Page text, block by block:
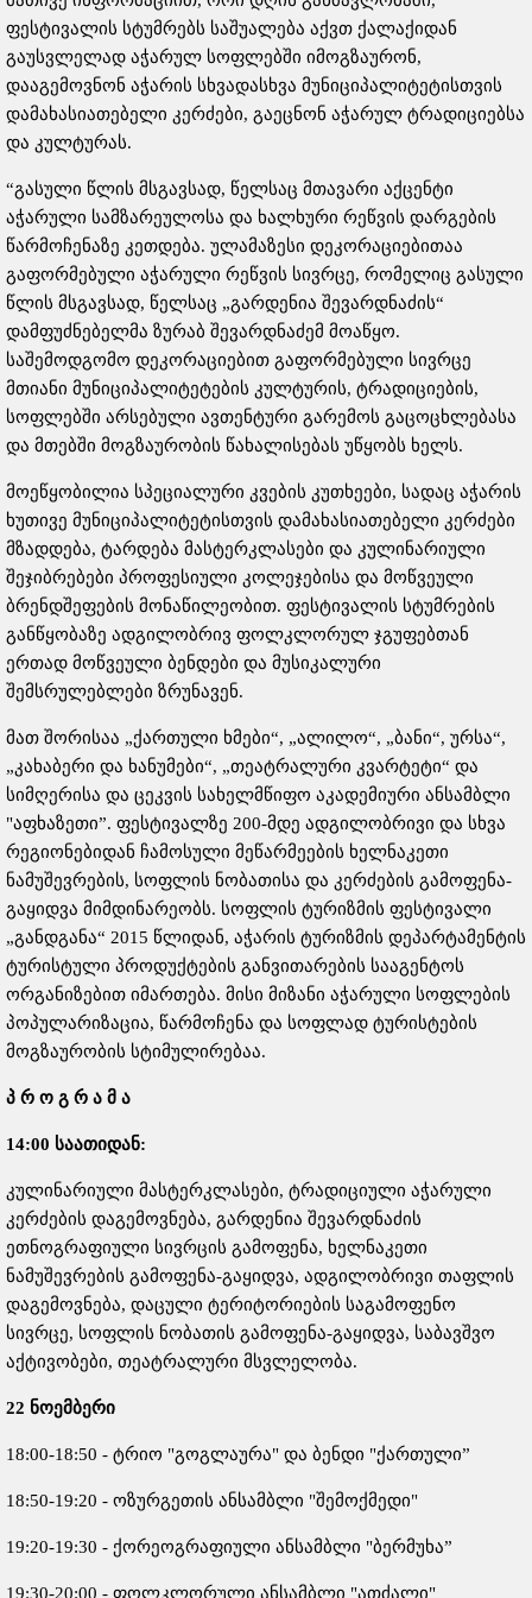
ფესტივალის სტუმრებს საშუალება აქვთ ქალაქიდან
გაუსვლელად აჭარულ სოფლებში იმოგზაურონ,
დააგემოვნონ აჭარის სხვადასხვა მუნიციპალიტეტისთვის
დამახასიათებელი კერძები, გაეცნონ აჭარულ ტრადიციებსა
და კულტურას.
“გასული წლის მსგავსად, წელსაც მთავარი აქცენტი
აჭარული სამზარეულოსა და ხალხური რეწვის დარგების
წარმოჩენაზე კეთდება. ულამაზესი დეკორაციებითაა
გაფორმებული აჭარული რეწვის სივრცე, რომელიც გასული
წლის მსგავსად, წელსაც „გარდენია შევარდნაძის“
დამფუძნებელმა ზურაბ შევარდნაძემ მოაწყო.
საშემოდგომო დეკორაციებით გაფორმებული სივრცე
მთიანი მუნიციპალიტეტების კულტურის, ტრადიციების,
სოფლებში არსებული ავთენტური გარემოს გაცოცხლებასა
და მთებში მოგზაურობის წახალისებას უწყობს ხელს.
მოეწყობილია სპეციალური კვების კუთხეები, სადაც აჭარის
ხუთივე მუნიციპალიტეტისთვის დამახასიათებელი კერძები
მზადდება, ტარდება მასტერკლასები და კულინარიული
შეჯიბრებები პროფესიული კოლეჯებისა და მოწვეული
ბრენდშეფების მონაწილეობით. ფესტივალის სტუმრების
განწყობაზე ადგილობრივ ფოლკლორულ ჯგუფებთან
ერთად მოწვეული ბენდები და მუსიკალური
შემსრულებლები ზრუნავენ.
მათ შორისაა „ქართული ხმები“, „ალილო“, „ბანი“, ურსა“,
„კახაბერი და ხანუმები“, „თეატრალური კვარტეტი“ და
სიმღერისა და ცეკვის სახელმწიფო აკადემიური ანსამბლი
"აფხაზეთი”. ფესტივალზე 200-მდე ადგილობრივი და სხვა
რეგიონებიდან ჩამოსული მეწარმეების ხელნაკეთი
ნამუშევრების, სოფლის ნობათისა და კერძების გამოფენა-
გაყიდვა მიმდინარეობს. სოფლის ტურიზმის ფესტივალი
„განდგანა“ 2015 წლიდან, აჭარის ტურიზმის დეპარტამენტის
ტურისტული პროდუქტების განვითარების სააგენტოს
ორგანიზებით იმართება. მისი მიზანი აჭარული სოფლების
პოპულარიზაცია, წარმოჩენა და სოფლად ტურისტების
მოგზაურობის სტიმულირებაა.
პ რ ო გ რ ა მ ა
14:00 საათიდან:
კულინარიული მასტერკლასები, ტრადიციული აჭარული
კერძების დაგემოვნება, გარდენია შევარდნაძის
ეთნოგრაფიული სივრცის გამოფენა, ხელნაკეთი
ნამუშევრების გამოფენა-გაყიდვა, ადგილობრივი თაფლის
დაგემოვნება, დაცული ტერიტორიების საგამოფენო
სივრცე, სოფლის ნობათის გამოფენა-გაყიდვა, საბავშვო
აქტივობები, თეატრალური მსვლელობა.
22 ნოემბერი
18:00-18:50 - ტრიო "გოგლაურა" და ბენდი "ქართული”
18:50-19:20 - ოზურგეთის ანსამბლი "შემოქმედი"
19:20-19:30 - ქორეოგრაფიული ანსამბლი "ბერმუხა”
19:30-20:00 - ფოლკლორული ანსამბლი "ათძალი"